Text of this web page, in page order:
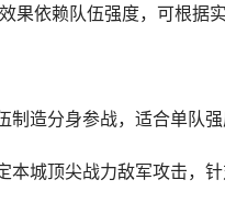
果依赖队伍强度，可根据实
造分身参战，适合单队强
城顶尖战力敌军攻击，针